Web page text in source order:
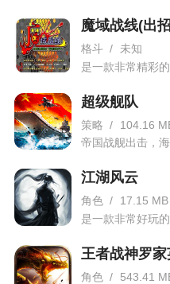
魔域战线(出
格斗 /
未知
是一款非常精彩
超级舰队
策略 /
104.16
帝国战舰出击，
江湖风云
角色 /
17.15 MB
是一款非常好玩
王者战神罗家
角色 /
543.41